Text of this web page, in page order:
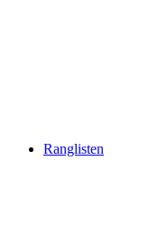
Ranglisten